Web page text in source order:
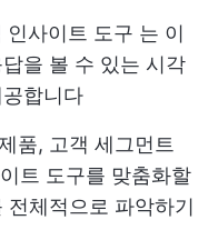
인사이트 도구 는 이
을 볼 수 있는 시각
합니다
품, 고객 세그먼트
트 도구를 맞춤화할
체적으로 파악하기